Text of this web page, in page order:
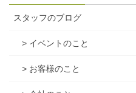
スタッフのブログ
> イベントのこと
> お客様のこと